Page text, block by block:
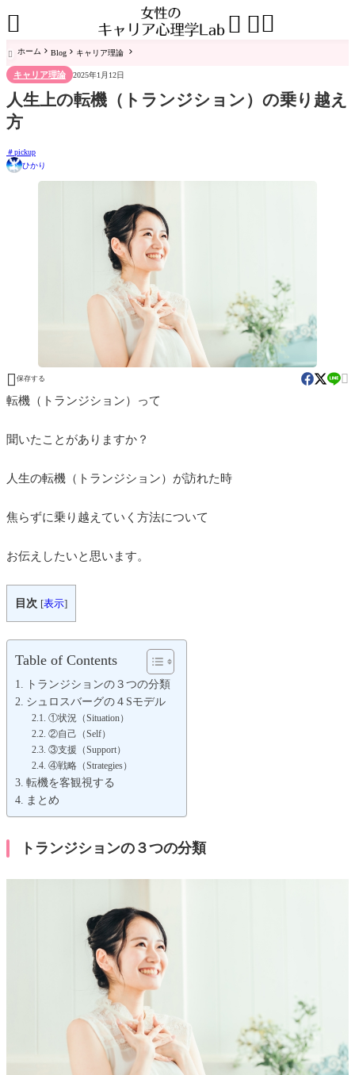
 

 ホーム Blog キャリア理論
キャリア理論 2025年1月12日
人生上の転機（トランジション）の乗り越え
方
pickup
ひかり
 保存する 
転機（トランジション）って
聞いたことがありますか？
人生の転機（トランジション）が訪れた時
焦らずに乗り越えていく方法について
お伝えしたいと思います。
目次 [表示]
Table of Contents
トランジションの３つの分類
シュロスバーグの４Sモデル
①状況（Situation）
②自己（Self）
③支援（Support）
④戦略（Strategies）
転機を客観視する
まとめ
トランジションの３つの分類